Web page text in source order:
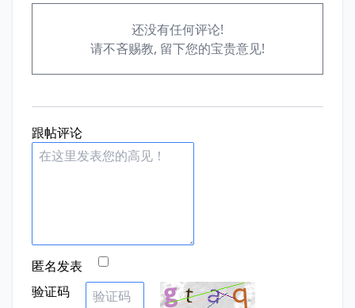
还没有任何评论!
请不吝赐教, 留下您的宝贵意见!
跟帖评论
匿名发表
验证码